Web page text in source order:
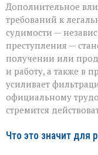
Дополнительное
требований к
судимости —
преступления —
получении или
и работу, а также в
усиливает
официальному
стремится
Что это значит для